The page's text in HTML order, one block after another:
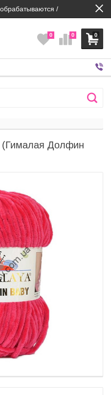
/
0
0 0
(Гималая Долфин